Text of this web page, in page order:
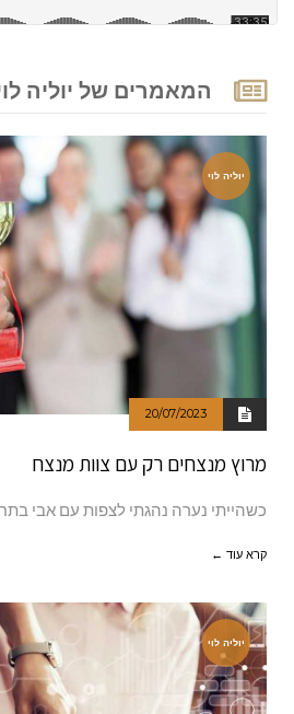
המאמרים של יוליה
יוליה לוי
20/07/2023
מרוץ מנצחים רק עם צוות מנצח
כשהייתי נערה נהגתי לצפות עם אבי
קרא עוד ←
יוליה לוי